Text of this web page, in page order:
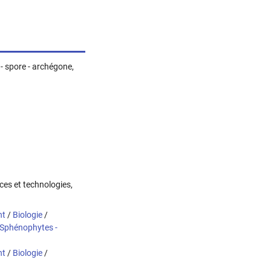
spore - archégone,
et technologies,
/ Biologie/
Sphénophytes -
/ Biologie/